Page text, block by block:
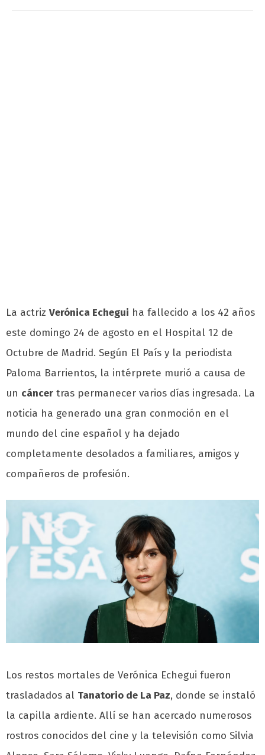
La actriz Verónica Echegui ha fallecido a los 42 años
este domingo 24 de agosto en el Hospital 12 de
Octubre de Madrid. Según El País y la periodista
Paloma Barrientos, la intérprete murió a causa de
un cáncer tras permanecer varios días ingresada. La
noticia ha generado una gran conmoción en el
mundo del cine español y ha dejado
completamente desolados a familiares, amigos y
compañeros de profesión.
Los restos mortales de Verónica Echegui fueron
trasladados al Tanatorio de La Paz, donde se instaló
la capilla ardiente. Allí se han acercado numerosos
rostros conocidos del cine y la televisión como Silvia